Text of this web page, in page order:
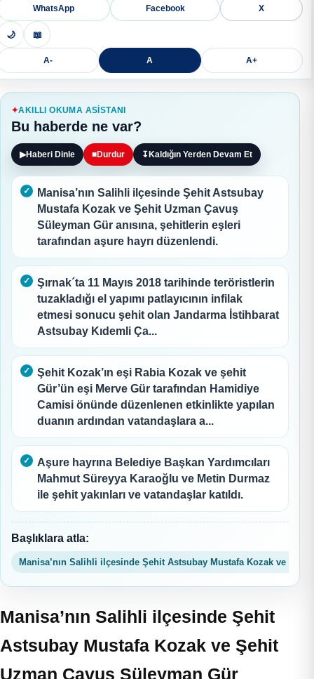
WhatsApp Facebook X
🌙 📖
A- A A+
AKILLI OKUMA ASISTANI
Bu haberde ne var?
▶Haberi Dinle ■Durdur ↧ Kaldığın Yerden Devam Et
Manisa’nın Salihli ilçesinde Şehit Astsubay
Mustafa Kozak ve Şehit Uzman Çavuş
Süleyman Gür anısına, şehitlerin eşleri
tarafından aşure hayrı düzenlendi.
Şırnak´ta 11 Mayıs 2018 tarihinde teröristlerin
tuzakladığı el yapımı patlayıcının infilak
etmesi sonucu şehit olan Jandarma İstihbarat
Astsubay Kıdemli Ça...
Şehit Kozak’ın eşi Rabia Kozak ve şehit
Gür’ün eşi Merve Gür tarafından Hamidiye
Camisi önünde düzenlenen etkinlikte yapılan
duanın ardından vatandaşlara a...
Aşure hayrına Belediye Başkan Yardımcıları
Mahmut Süreyya Karaoğlu ve Metin Durmaz
ile şehit yakınları ve vatandaşlar katıldı.
Başlıklara atla:
Manisa’nın Salihli ilçesinde Şehit Astsubay Mustafa Kozak ve
Manisa’nın Salihli ilçesinde Şehit
Astsubay Mustafa Kozak ve Şehit
Uzman Çavuş Süleyman Gür